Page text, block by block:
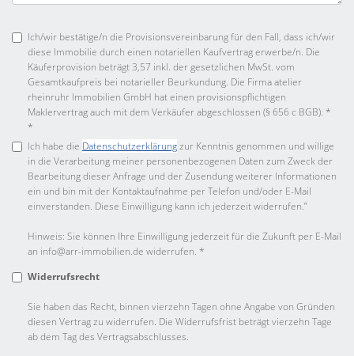
Ich/wir bestätige/n die Provisionsvereinbarung für den Fall, dass ich/wir
diese Immobilie durch einen notariellen Kaufvertrag erwerbe/n. Die
Käuferprovision beträgt 3,57 inkl. der gesetzlichen MwSt. vom
Gesamtkaufpreis bei notarieller Beurkundung. Die Firma atelier
rheinruhr Immobilien GmbH hat einen provisionspflichtigen
Maklervertrag auch mit dem Verkäufer abgeschlossen (§ 656 c BGB). *
*
Ich habe die Datenschutzerklärungzur Kenntnis genommen und willige
in die Verarbeitung meiner personenbezogenen Daten zum Zweck der
Bearbeitung dieser Anfrage und der Zusendung weiterer Informationen
ein und bin mit der Kontaktaufnahme per Telefon und/oder E-Mail
einverstanden. Diese Einwilligung kann ich jederzeit widerrufen.”
Hinweis: Sie können Ihre Einwilligung jederzeit für die Zukunft per E-Mail
an info@arr-immobilien.de widerrufen. *
Widerrufsrecht
Sie haben das Recht, binnen vierzehn Tagen ohne Angabe von Gründen
diesen Vertrag zu widerrufen. Die Widerrufsfrist beträgt vierzehn Tage
ab dem Tag des Vertragsabschlusses.